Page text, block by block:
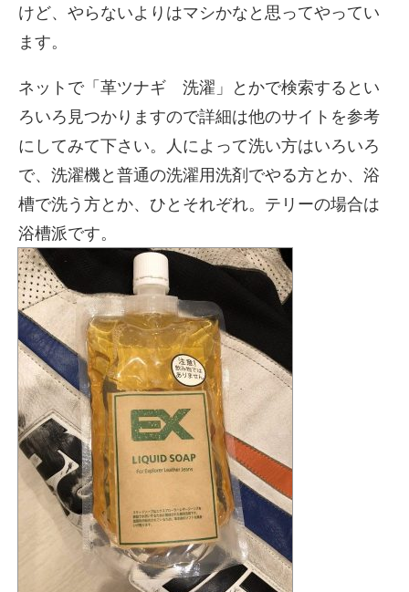
けど、やらないよりはマシかなと思ってやってい
ます。
ネットで「革ツナギ 洗濯」とかで検索するとい
ろいろ見つかりますので詳細は他のサイトを参考
にしてみて下さい。人によって洗い方はいろいろ
で、洗濯機と普通の洗濯用洗剤でやる方とか、浴
槽で洗う方とか、ひとそれぞれ。テリーの場合は
浴槽派です。